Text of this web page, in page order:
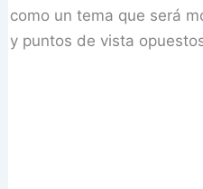
como un tema que será
y puntos de vista